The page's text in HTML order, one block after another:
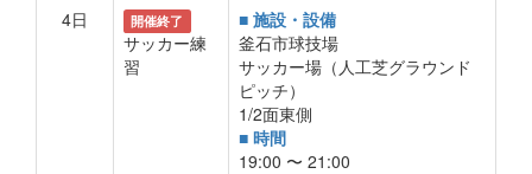
4日
開催終了
サッカー練
習
■ 施設・設備
釜石市球技場
サッカー場（人工芝グラウンド
ピッチ）
1/2面東側
■ 時間
19:00 〜 21:00